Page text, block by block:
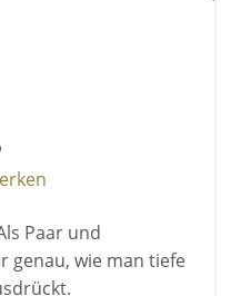
Paar und
genau, wie man tiefe